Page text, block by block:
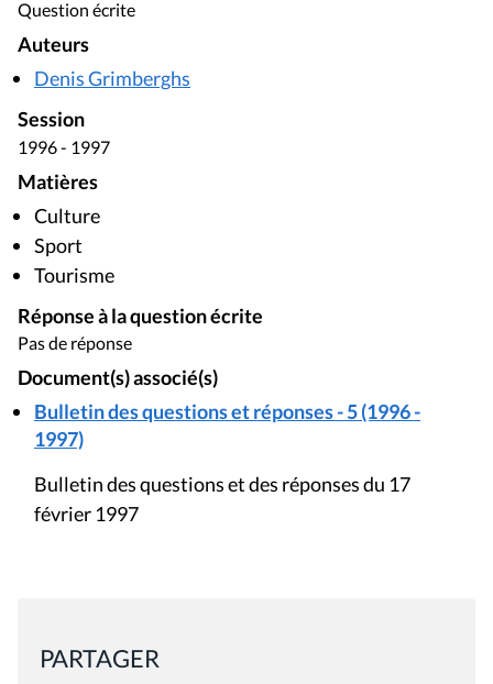
Question écrite
Auteurs
Denis Grimberghs
Session
1996 - 1997
Matières
Culture
Sport
Tourisme
Réponse à la question écrite
Pas de réponse
Document(s) associé(s)
Bulletin des questions et réponses - 5 (1996 -
1997)
Bulletin des questions et des réponses du 17
février 1997
PARTAGER